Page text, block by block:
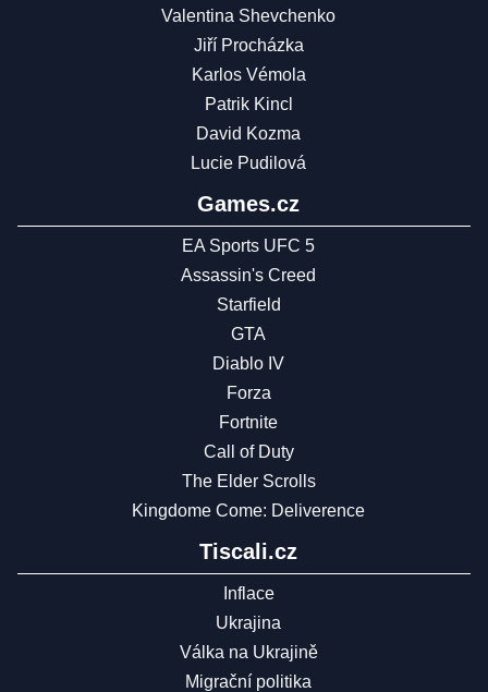
Valentina Shevchenko
Jiří Procházka
Karlos Vémola
Patrik Kincl
David Kozma
Lucie Pudilová
Games.cz
EA Sports UFC 5
Assassin's Creed
Starfield
GTA
Diablo IV
Forza
Fortnite
Call of Duty
The Elder Scrolls
Kingdome Come: Deliverence
Tiscali.cz
Inflace
Ukrajina
Válka na Ukrajině
Migrační politika